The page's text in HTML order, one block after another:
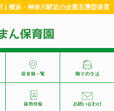
| 横浜・神奈川駅近の企業主導型保育